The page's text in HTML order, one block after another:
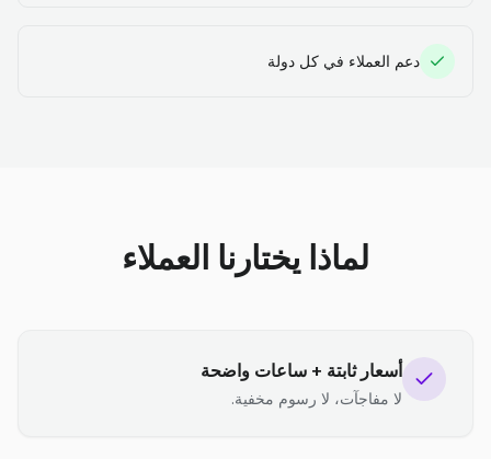
دعم العملاء في كل دولة
لماذا يختارنا العملاء
أسعار ثابتة + ساعات واضحة
لا مفاجآت، لا رسوم مخفية.